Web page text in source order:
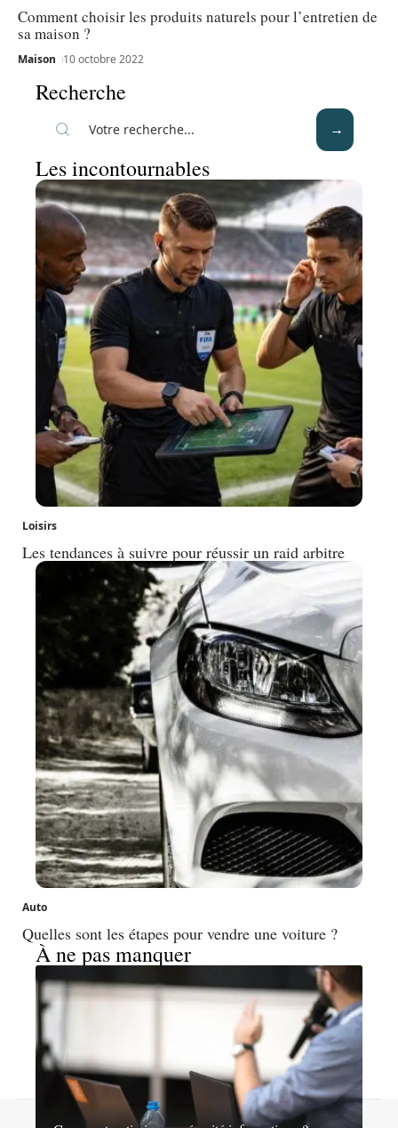
Comment choisir les produits naturels pour l’entretien de
sa maison ?
Maison 10 octobre 2022
Recherche
Les incontournables
Loisirs
Les tendances à suivre pour réussir un raid arbitre
Auto
Quelles sont les étapes pour vendre une voiture ?
À ne pas manquer
Mentions légales Sitemap